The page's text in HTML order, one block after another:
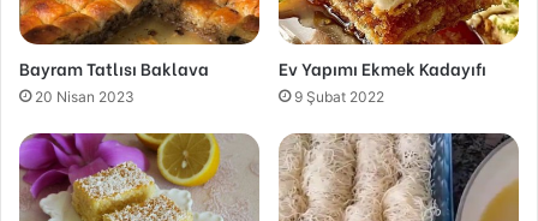
Bayram Tatlısı Baklava
20 Nisan 2023
Ev Yapımı Ekmek Kadayıfı
9 Şubat 2022